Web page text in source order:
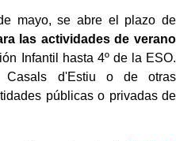
mayo, se abre el plazo de
las actividades de verano
Infantil hasta 4º de la ESO.
Casals d'Estiu o de otras
públicas o privadas de